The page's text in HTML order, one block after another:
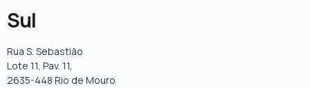
Sul
Rua S. Sebastião
Lote 11, Pav. 11,
2635-448 Rio de Mouro